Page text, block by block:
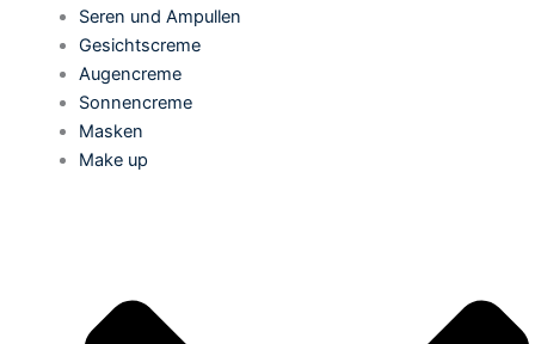
Seren und Ampullen
Gesichtscreme
Augencreme
Sonnencreme
Masken
Make up